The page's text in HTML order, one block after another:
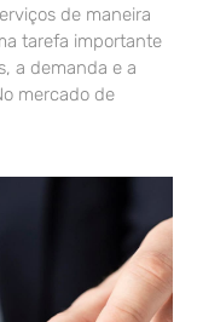
de maneira
tarefa importante
a demanda e a
mercado de